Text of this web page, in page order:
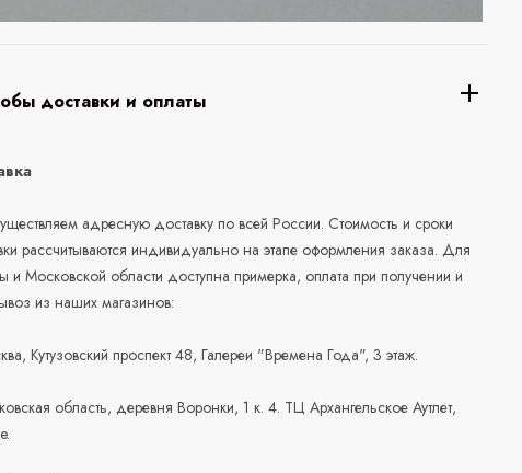
доставки и оплаты
адресную доставку по всей России. Стоимость и сроки
рассчитываются индивидуально на этапе оформления заказа. Для
и Московской области доступна примерка, оплата при получении и
из наших магазинов:
Кутузовский проспект 48, Галереи "Времена Года", 3 этаж.
область, деревня Воронки, 1 к. 4. ТЦ Архангельское Аутлет,